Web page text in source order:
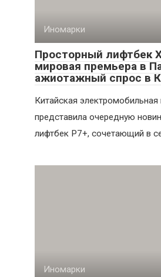
Иномарки
Просторный лифтбек
мировая премьера в
ажиотажный спрос в
Китайская
представила очередную
лифтбек P7+, сочетающий в
Иномарки